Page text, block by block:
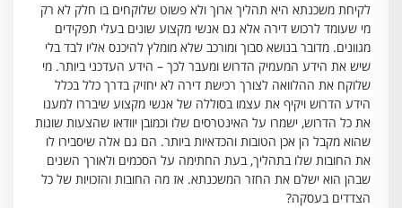
לקיחת משכנתא היא תהליך ארוך ולא פשוט שלוקחים בו חלק לא רק
מי שעומד לרכוש דירה אלא גם אנשי מקצוע שונים בעלי תפקידים
מגוונים. מדובר בנושא סבוך ומורכב שלא מומלץ להיכנס אליו לבד בלי
שיש את הידע המעמיק הדרוש ומעבר לכך – הידע העדכני ביותר. מי
שלוקח את ההלוואה לצורך רכישת דירה לא יחזיק בדרך כלל בכלל
הידע הדרוש ויקיף את עצמו בסוללה של אנשי מקצוע שיבררו למענו
את כל הדרוש, ישמרו על האינטרסים שלו וכמובן יוודאו שהצעות שונות
שהוא מקבל הן אכן הטובות והכדאיות ביותר. הם גם אלה שיסבירו לו
את החובות שלו בתהליך, בעת החתימה על הסכמים ולאורך השנים
שבהן הוא ישלם את החזר המשכנתא. אז מה החובות והזכויות של כל
הצדדים בעסקה?